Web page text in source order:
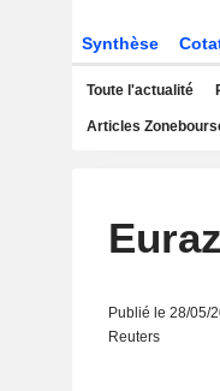
Synthèse
Toute l'actualité
Articles
Publié le 28/05/
Reuters